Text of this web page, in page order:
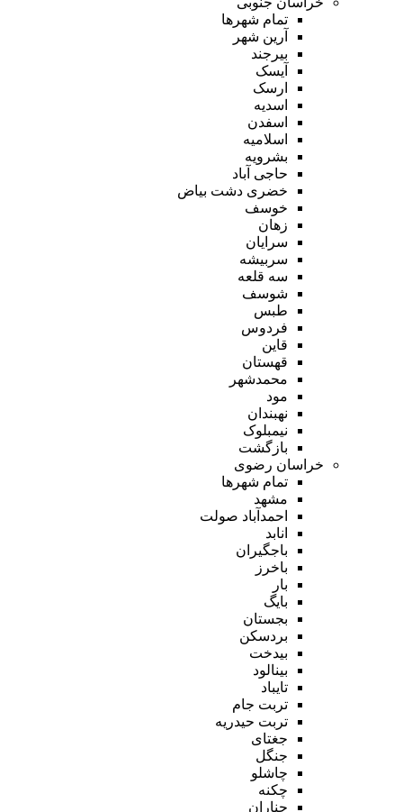
تمام شهر‌ها
آرین شهر
بیرجند
آیسک
ارسک
اسدیه
اسفدن
اسلامیه
بشرویه
حاجی آباد
خضری دشت بیاض
خوسف
زهان
سرایان
سربیشه
سه قلعه
شوسف
طبس
فردوس
قاین
قهستان
محمدشهر
مود
نهبندان
نیمبلوک
بازگشت
خراسان رضوی
تمام شهر‌ها
مشهد
احمدآباد صولت
انابد
باجگیران
باخرز
بار
بایگ
بجستان
بردسکن
بیدخت
بینالود
تایباد
تربت جام
تربت حیدریه
جغتای
جنگل
چاشلو
چکنه
چناران